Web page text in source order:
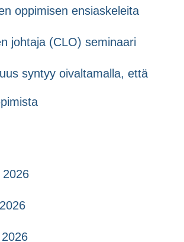
oppimisen ensiaskeleita
johtaja (CLO) seminaari
syntyy oivaltamalla, että
2026